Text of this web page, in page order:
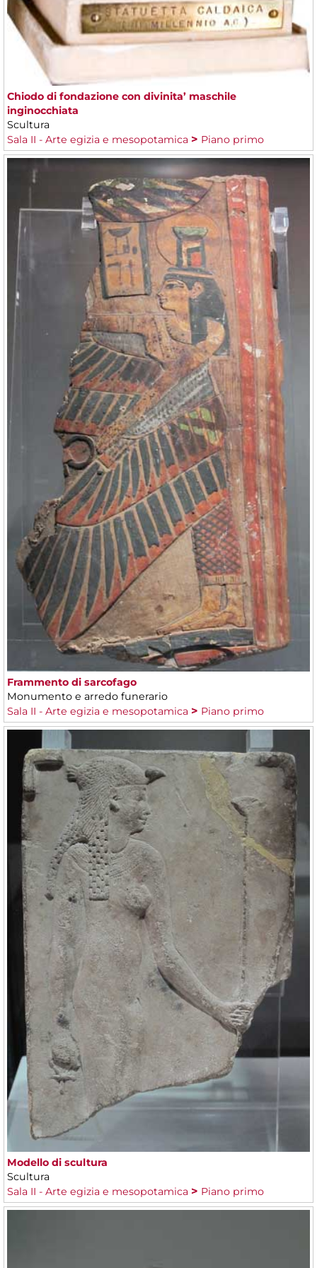
Chiodo di fondazione con divinita’ maschile
inginocchiata
Scultura
Sala II - Arte egizia e mesopotamica
Piano primo
Frammento di sarcofago
Monumento e arredo funerario
Sala II - Arte egizia e mesopotamica
Piano primo
Modello di scultura
Scultura
Sala II - Arte egizia e mesopotamica
Piano primo